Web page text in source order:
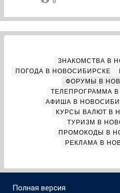
ЗНАКОМСТВА В
ПОГОДА В НОВОСИБИРСКЕ
ФОРУМЫ В
ТЕЛЕПРОГРАММА
АФИША В
КУРСЫ ВАЛЮТ В
ТУРИЗМ В
ПРОМОКОДЫ В
РЕКЛАМА В
Полная версия